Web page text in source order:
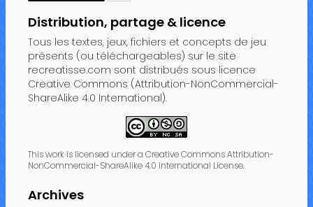
Distribution, partage & licence
Tous les textes, jeux, fichiers et concepts de jeu
présents (ou téléchargeables) sur le site
recreatisse.com sont distribués sous licence
Creative Commons (Attribution-NonCommercial-
ShareAlike 4.0 International).
This work is licensed under a Creative Commons Attribution-
NonCommercial-ShareAlike 4.0 International License.
Archives